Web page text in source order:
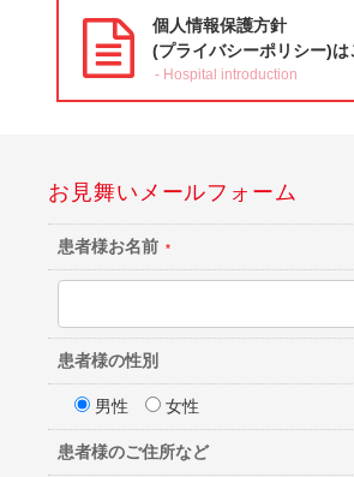
個人情報保護方針
(プライバシーポリシー)は
Hospital introduction
お見舞いメールフォーム
患者様お名前
患者様の性別
男性 女性
患者様のご住所など